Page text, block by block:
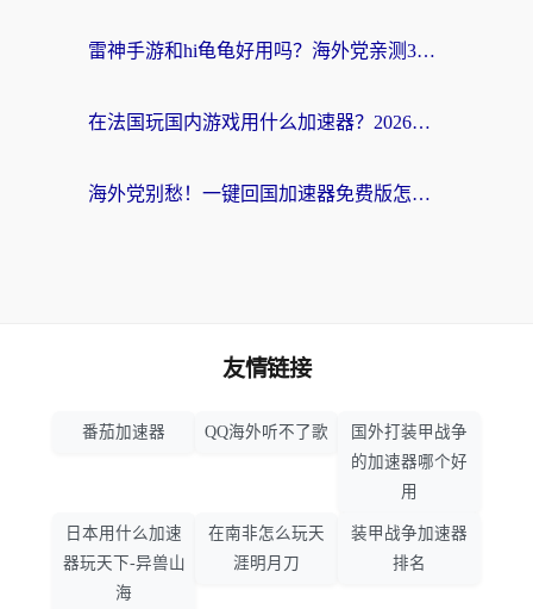
雷神手游和hi龟龟好用吗？海外党亲测3款回国加速器，教你选对国外到国内加速器
在法国玩国内游戏用什么加速器？2026实测解决延迟卡顿的实用指南
海外党别愁！一键回国加速器免费版怎么选？从踩坑到流畅访问的全攻略
友情链接
番茄加速器 QQ海外听不了歌
国外打装甲战争
的加速器哪个好
用
日本用什么加速
器玩天下-异兽山
海
在南非怎么玩天
涯明月刀
装甲战争加速器
排名